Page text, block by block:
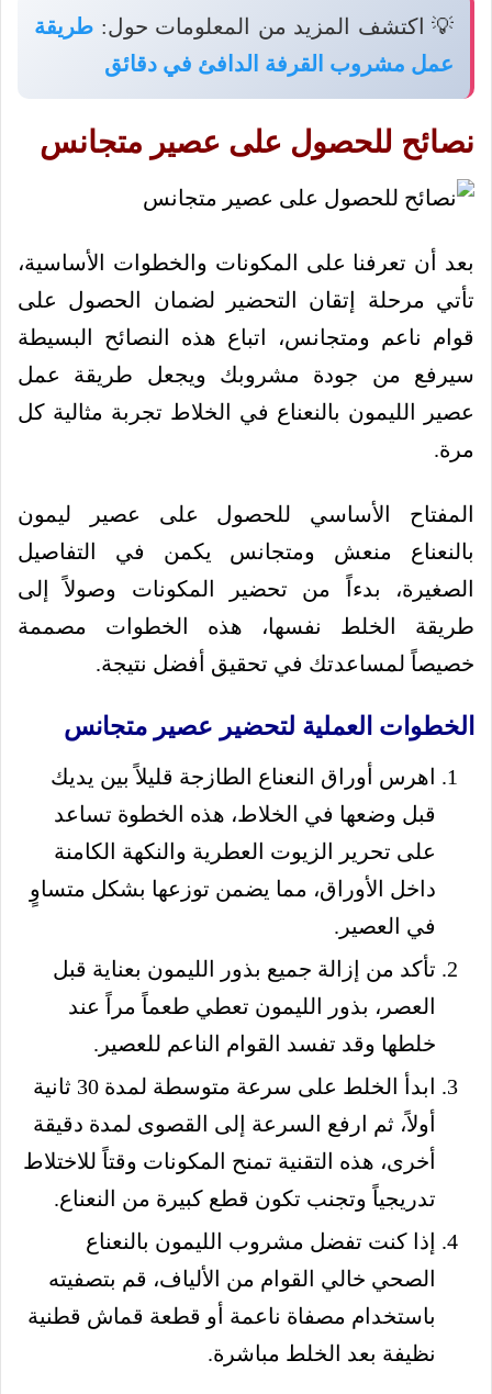
💡 اكتشف المزيد من المعلومات حول: طريقة
عمل مشروب القرفة الدافئ في دقائق
نصائح للحصول على عصير متجانس
بعد أن تعرفنا على المكونات والخطوات الأساسية،
تأتي مرحلة إتقان التحضير لضمان الحصول على
قوام ناعم ومتجانس، اتباع هذه النصائح البسيطة
سيرفع من جودة مشروبك ويجعل طريقة عمل
عصير الليمون بالنعناع في الخلاط تجربة مثالية كل
مرة.
المفتاح الأساسي للحصول على عصير ليمون
بالنعناع منعش ومتجانس يكمن في التفاصيل
الصغيرة، بدءاً من تحضير المكونات وصولاً إلى
طريقة الخلط نفسها، هذه الخطوات مصممة
خصيصاً لمساعدتك في تحقيق أفضل نتيجة.
الخطوات العملية لتحضير عصير متجانس
اهرس أوراق النعناع الطازجة قليلاً بين يديك
قبل وضعها في الخلاط، هذه الخطوة تساعد
على تحرير الزيوت العطرية والنكهة الكامنة
داخل الأوراق، مما يضمن توزعها بشكل متساوٍ
في العصير.
تأكد من إزالة جميع بذور الليمون بعناية قبل
العصر، بذور الليمون تعطي طعماً مراً عند
خلطها وقد تفسد القوام الناعم للعصير.
ابدأ الخلط على سرعة متوسطة لمدة 30 ثانية
أولاً، ثم ارفع السرعة إلى القصوى لمدة دقيقة
أخرى، هذه التقنية تمنح المكونات وقتاً للاختلاط
تدريجياً وتجنب تكون قطع كبيرة من النعناع.
إذا كنت تفضل مشروب الليمون بالنعناع
الصحي خالي القوام من الألياف، قم بتصفيته
باستخدام مصفاة ناعمة أو قطعة قماش قطنية
نظيفة بعد الخلط مباشرة.